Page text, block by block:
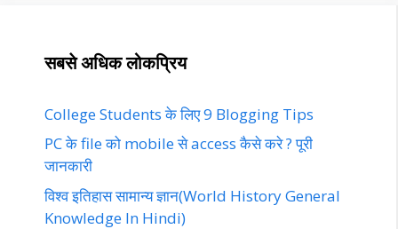
सबसे अधिक लोकप्रिय
College Students के लिए 9 Blogging Tips
PC के file को mobile से access कैसे करे ? पूरी
जानकारी
विश्व इतिहास सामान्य ज्ञान(World History General
Knowledge In Hindi)